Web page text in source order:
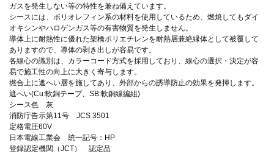
ガスを発生しない等の特性を兼ね備えています。
シースには、ポリオレフィン系の材料を使用しているため、燃焼してもダイ
オキシンやハロゲンガス等の有害物質を発生しません。
導体上に耐熱性に優れた架橋ポリエチレンを耐熱層兼絶縁体として被覆して
ありますので、導体の剥き出しが容易です。
各線心の識別は、カラーコード方式を採用しており、線心の選択・決定が容
易で施工性の向上に大きく寄与します。
撚合上に遮へい層を施してあり、外部からの誘導防止の効果を発揮します。
遮へい(Cu:軟銅テープ、SB:軟銅線編組)
シース色 灰
消防庁告示第11号 JCS 3501
定格電圧60V
日本電線工業会 統一記号：HP
登録認定機関（JCT） 認定品